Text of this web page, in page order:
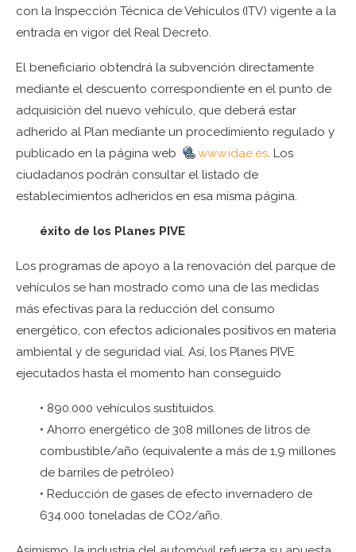
con la Inspección Técnica de Vehículos (ITV) vigente a la
entrada en vigor del Real Decreto.
El beneficiario obtendrá la subvención directamente
mediante el descuento correspondiente en el punto de
adquisición del nuevo vehículo, que deberá estar
adherido al Plan mediante un procedimiento regulado y
publicado en la página web
www.idae.es. Los
ciudadanos podrán consultar el listado de
establecimientos adheridos en esa misma página.
éxito de los Planes PIVE
Los programas de apoyo a la renovación del parque de
vehículos se han mostrado como una de las medidas
más efectivas para la reducción del consumo
energético, con efectos adicionales positivos en materia
ambiental y de seguridad vial. Así, los Planes PIVE
ejecutados hasta el momento han conseguido
• 890.000 vehículos sustituidos.
• Ahorro energético de 308 millones de litros de
combustible/año (equivalente a más de 1,9 millones
de barriles de petróleo)
• Reducción de gases de efecto invernadero de
634.000 toneladas de CO2/año.